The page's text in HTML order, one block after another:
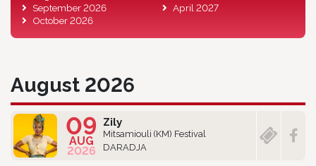
September 2026
October 2026
April 2027
August 2026
09
AUG
2026
Zily
Mitsamiouli (KM) Festival
DARADJA